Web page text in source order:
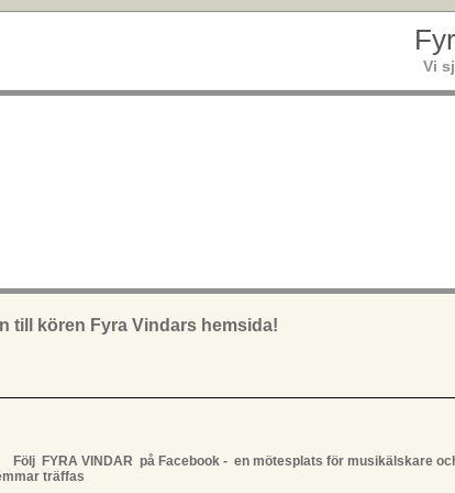
Vi
till kören Fyra Vindars hemsida!
Följ FYRA VINDAR på Facebook - en mötesplats för musikälskare
träffas